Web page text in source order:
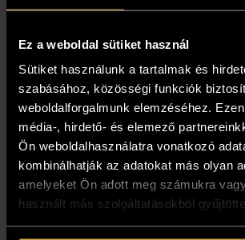
Ez a weboldal sütiket használ
Sütiket használunk a tartalmak és
szabásához, közösségi funkciók
weboldalforgalmunk elemzéséhez.
média-, hirdető- és elemező
Ön weboldalhasználatra vonatkozó
kombinálhatják az adatokat más olyan
amelyeket Ön adott meg számukra
használt más szolgáltatásokból